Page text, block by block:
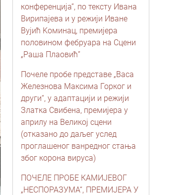
конференција”, по тексту Ивана
Вирипајева и у режији Иване
Вујић Kоминац, премијера
половином фебруара на Сцени
„Раша Плаовић”
Почеле пробе представе „Васа
Железнова Максима Горког и
други“, у адаптацији и режији
Златка Свибена, премијера у
априлу на Великој сцени
(отказано до даљег услед
проглашеног ванредног стања
због корона вируса)
ПОЧЕЛЕ ПРОБЕ КАМИЈЕВОГ
„НЕСПОРАЗУМА“, ПРЕМИЈЕРА У